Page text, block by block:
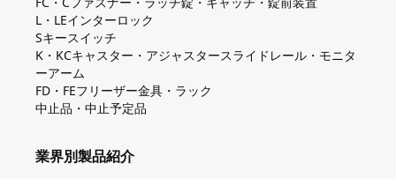
L・LEインターロック
Sキースイッチ
K・KCキャスター・アジャスタースライドレール・モニタ
ーアーム
FD・FEフリーザー金具・ラック
中止品・中止予定品
業界別製品紹介